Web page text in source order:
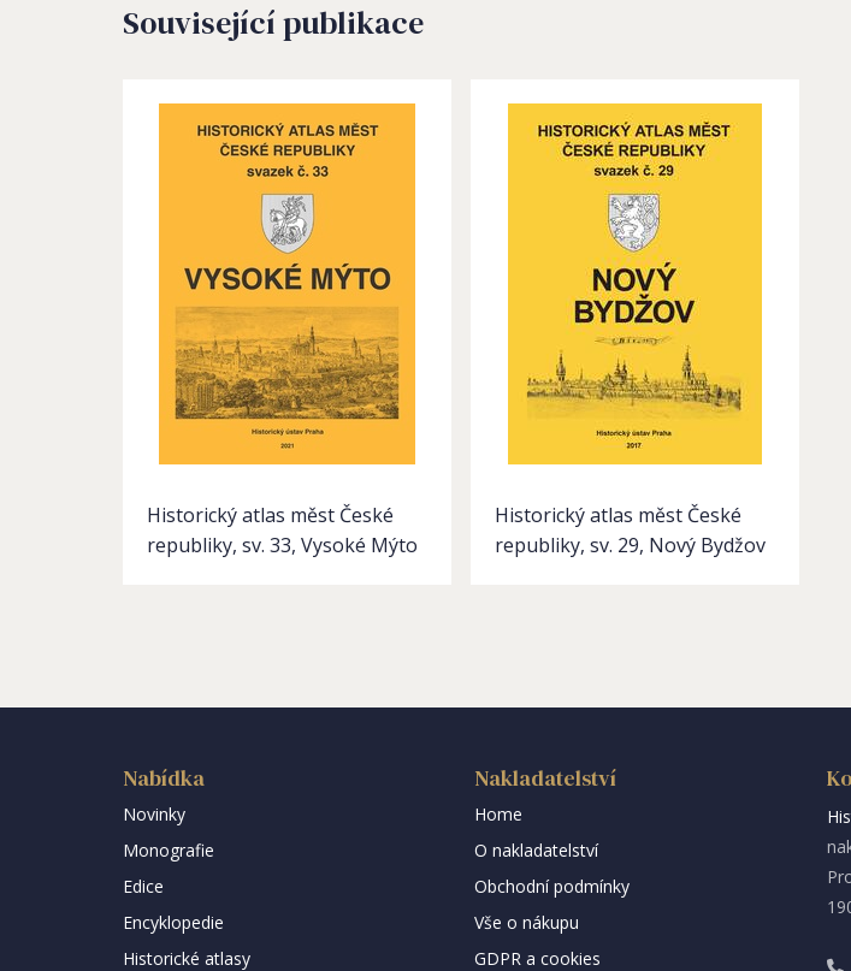
Související publikace
Historický atlas měst České
republiky, sv. 33, Vysoké Mýto
Historický atlas měst České
republiky, sv. 29, Nový Bydžov
Nabídka
Novinky
Monografie
Edice
Encyklopedie
Historické atlasy
Nakladatelství
Home
O nakladatelství
Obchodní podmínky
Vše o nákupu
GDPR a cookies